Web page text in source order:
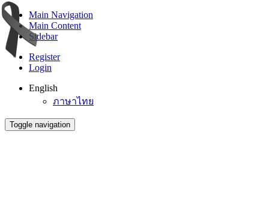
Main Navigation
Main Content
Sidebar
Register
Login
English
ภาษาไทย
Toggle navigation